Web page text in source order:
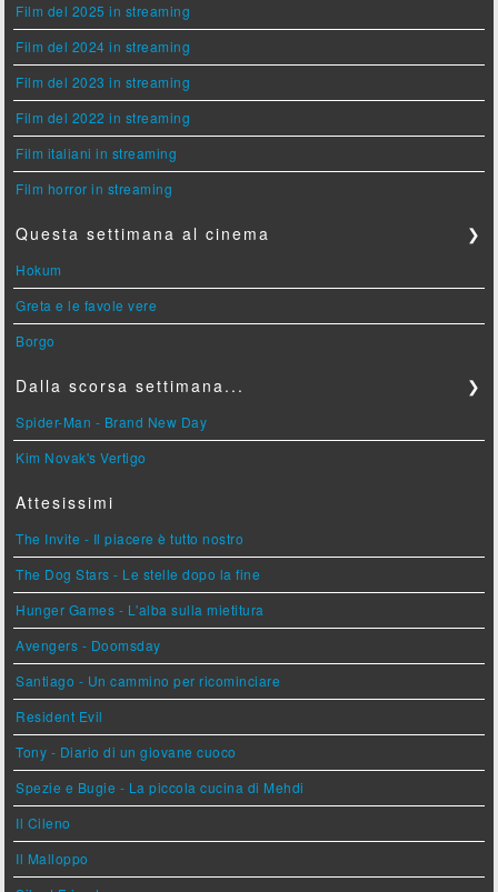
Film del 2025 in streaming
Film del 2024 in streaming
Film del 2023 in streaming
Film del 2022 in streaming
Film italiani in streaming
Film horror in streaming
Questa settimana al cinema ❯
Hokum
Greta e le favole vere
Borgo
Dalla scorsa settimana... ❯
Spider-Man - Brand New Day
Kim Novak's Vertigo
Attesissimi
The Invite - Il piacere è tutto nostro
The Dog Stars - Le stelle dopo la fine
Hunger Games - L'alba sulla mietitura
Avengers - Doomsday
Santiago - Un cammino per ricominciare
Resident Evil
Tony - Diario di un giovane cuoco
Spezie e Bugie - La piccola cucina di Mehdi
Il Cileno
Il Malloppo